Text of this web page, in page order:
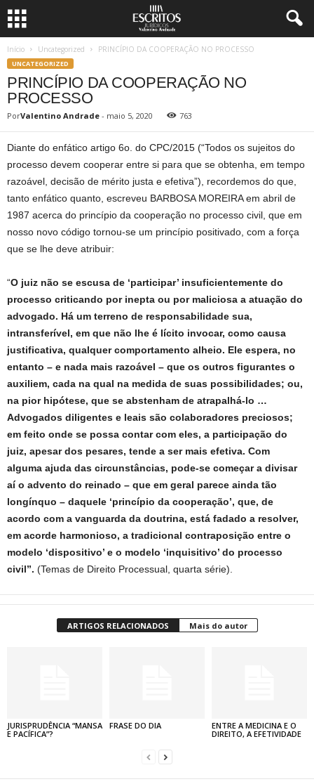
Início Uncategorized PRINCÍPIO DA COOPERAÇÃO NO PROCESSO
UNCATEGORIZED
PRINCÍPIO DA COOPERAÇÃO NO
PROCESSO
PorValentino Andrade - maio 5, 2020 763
Diante do enfático artigo 6o. do CPC/2015 (“Todos os sujeitos do
processo devem cooperar entre si para que se obtenha, em tempo
razoável, decisão de mérito justa e efetiva”), recordemos do que,
tanto enfático quanto, escreveu BARBOSA MOREIRA em abril de
1987 acerca do princípio da cooperação no processo civil, que em
nosso novo código tornou-se um princípio positivado, com a força
que se lhe deve atribuir:
“O juiz não se escusa de ‘participar’ insuficientemente do
processo criticando por inepta ou por maliciosa a atuação do
advogado. Há um terreno de responsabilidade sua,
intransferível, em que não lhe é lícito invocar, como causa
justificativa, qualquer comportamento alheio. Ele espera, no
entanto – e nada mais razoável – que os outros figurantes o
auxiliem, cada na qual na medida de suas possibilidades; ou,
na pior hipótese, que se abstenham de atrapalhá-lo …
Advogados diligentes e leais são colaboradores preciosos;
em feito onde se possa contar com eles, a participação do
juiz, apesar dos pesares, tende a ser mais efetiva. Com
alguma ajuda das circunstâncias, pode-se começar a divisar
aí o advento do reinado – que em geral parece ainda tão
longínquo – daquele ‘princípio da cooperação’, que, de
acordo com a vanguarda da doutrina, está fadado a resolver,
em acorde harmonioso, a tradicional contraposição entre o
modelo ‘dispositivo’ e o modelo ‘inquisitivo’ do processo
civil”. (Temas de Direito Processual, quarta série).
ARTIGOS RELACIONADOS Mais do autor
JURISPRUDÊNCIA “MANSA
E PACÍFICA”?
FRASE DO DIA
ENTRE A MEDICINA E O
DIREITO, A EFETIVIDADE